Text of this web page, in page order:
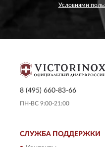
Условиями
8 (495) 660-83-66
ПН-ВС 9:00-21:00
СЛУЖБА ПОДДЕРЖКИ